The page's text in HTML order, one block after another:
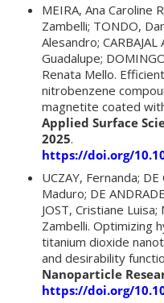
MEIRA, Ana Caroline
Zambelli; TONDO,
Alesandro;
Guadalupe;
Renata Mello.
nitrobenzene
magnetite coated
Applied Surface
2025.
https://doi.org/
UCZAY, Fernanda;
Maduro; DE
JOST, Cristiane Luisa;
Zambelli. Optimizing
titanium dioxide
and desirability
Nanoparticle
https://doi.org/